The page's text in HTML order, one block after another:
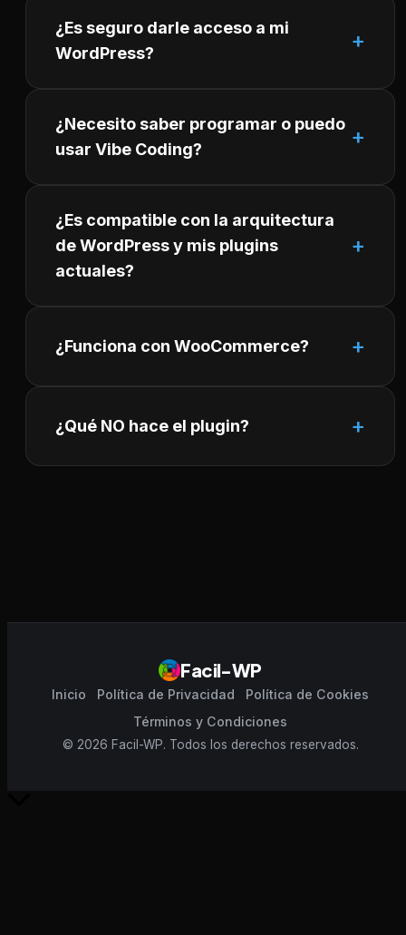
¿Es seguro darle acceso a mi
WordPress?
¿Necesito saber programar o puedo
usar Vibe Coding?
¿Es compatible con la arquitectura
de WordPress y mis plugins
actuales?
¿Funciona con WooCommerce?
¿Qué NO hace el plugin?
Facil-WP
Inicio Política de Privacidad
Política de Cookies
Términos y Condiciones
© 2026 Facil-WP. Todos los derechos reservados.